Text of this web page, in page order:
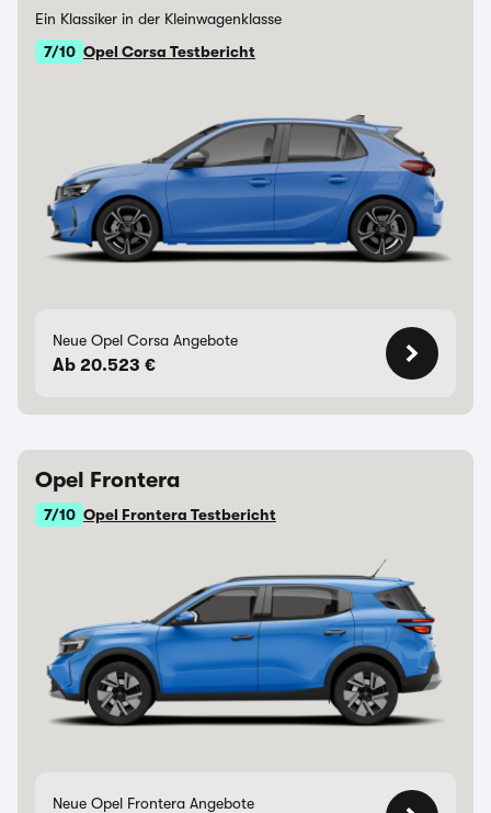
Ein Klassiker in der Kleinwagenklasse
7/10 Opel Corsa Testbericht
Neue Opel Corsa Angebote
Ab 20.523 €
Opel Frontera
7/10 Opel Frontera Testbericht
Neue Opel Frontera Angebote